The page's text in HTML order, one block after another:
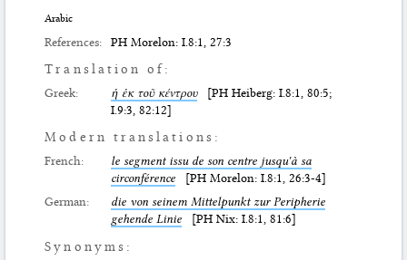
Arabic
References: PH Morelon: I.8:1, 27:3
Translation of:
Greek: ἡ ἐκ τοῦ κέντρου[PH Heiberg: I.8:1, 80:5;
I.9:3, 82:12]
Modern translations:
French:
le segment issu de son centre jusqu'à sa
circonférence [PH Morelon: I.8:1, 26:3-4]
German:
die von seinem Mittelpunkt zur Peripherie
gehende Linie [PH Nix: I.8:1, 81:6]
Synonyms: